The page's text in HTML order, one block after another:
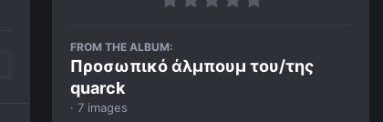
FROM THE ALBUM:
Προσωπικό άλμπουμ του/της
quarck
· 7 images